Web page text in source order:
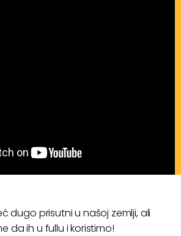
dugo prisutni u našoj zemlji, ali
da ih u fullu i koristimo!